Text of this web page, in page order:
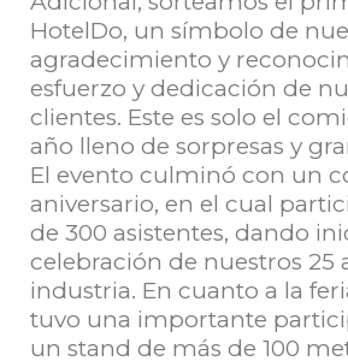
HotelDo, un símbolo de
agradecimiento y
esfuerzo y dedicación de
clientes. Este es solo el
año lleno de sorpresas y
El evento culminó con un
aniversario, en el cual
de 300 asistentes, dando
celebración de nuestros 25
industria. En cuanto a la
tuvo una importante
un stand de más de 100